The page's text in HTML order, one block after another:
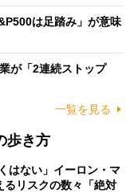
は足踏み」が意味
が「2連続ストップ
一覧を見る
歩き方
はない」イーロン・マ
るリスクの数々「絶対